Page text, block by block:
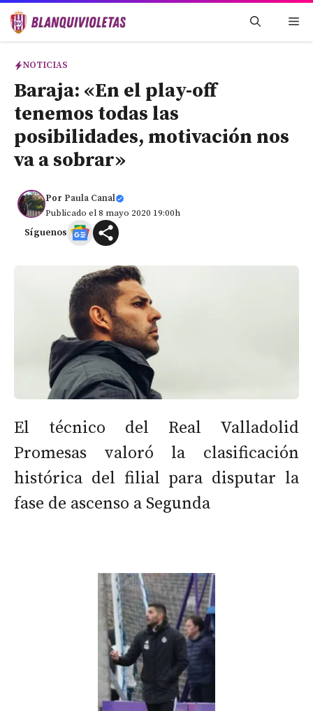
Saltar
NOTICIAS
Baraja: «En el play-off
tenemos todas las
posibilidades, motivación nos
va a sobrar»
Por Paula Canal
Publicado el 8 mayo 2020 19:00h
Síguenos
El técnico del Real Valladolid
Promesas valoró la clasificación
histórica del filial para disputar la
fase de ascenso a Segunda